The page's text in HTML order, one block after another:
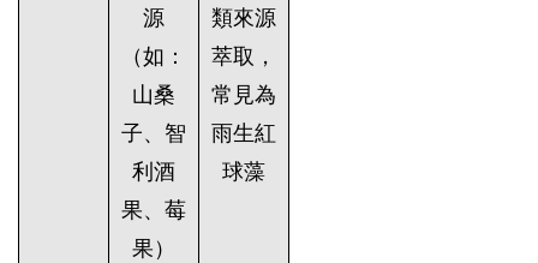
源
（如：
山桑
子、智
利酒
果、莓
果）
類來源
萃取，
常見為
雨生紅
球藻